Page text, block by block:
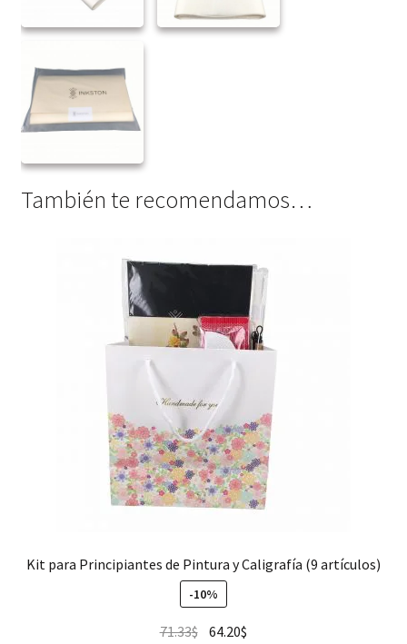
También te recomendamos…
Kit para Principiantes de Pintura y Caligrafía (9 artículos)
-10%
71.33$ 64.20$